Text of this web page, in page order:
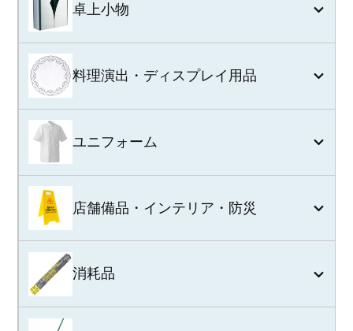
卓上小物
料理演出・ディスプレイ用品
ユニフォーム
店舗備品・インテリア・防災
消耗品